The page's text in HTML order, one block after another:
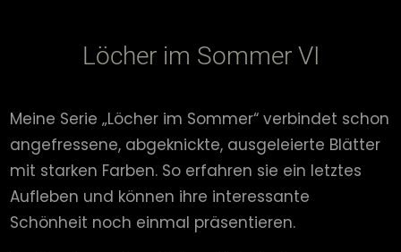
Löcher im Sommer VI
Meine Serie „Löcher im Sommer“ verbindet schon
angefressene, abgeknickte, ausgeleierte Blätter
mit starken Farben. So erfahren sie ein letztes
Aufleben und können ihre interessante
Schönheit noch einmal präsentieren.